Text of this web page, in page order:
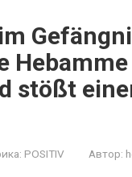
stößt
POSITIV Автор: